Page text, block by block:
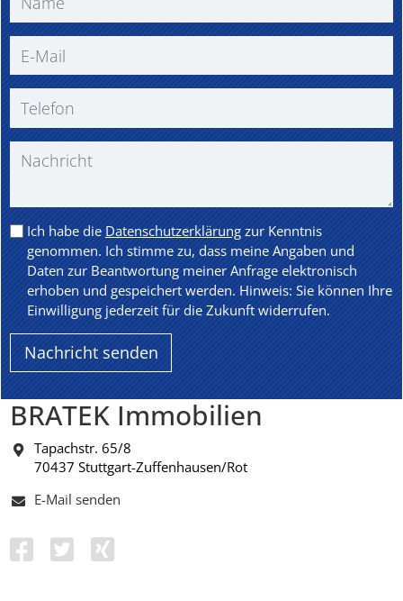
Ich habe dieDatenschutzerklärungzur Kenntnis
genommen. Ich stimme zu, dass meine Angaben und
Daten zur Beantwortung meiner Anfrage elektronisch
erhoben und gespeichert werden. Hinweis: Sie können Ihre
Einwilligung jederzeit für die Zukunft widerrufen.
BRATEK Immobilien
Tapachstr. 65/8
70437 Stuttgart-Zuffenhausen/Rot
E-Mail senden